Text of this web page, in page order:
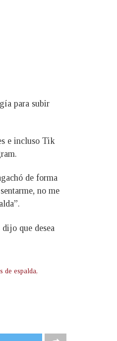
para subir
e incluso Tik
de forma
no me
que desea
de espalda,